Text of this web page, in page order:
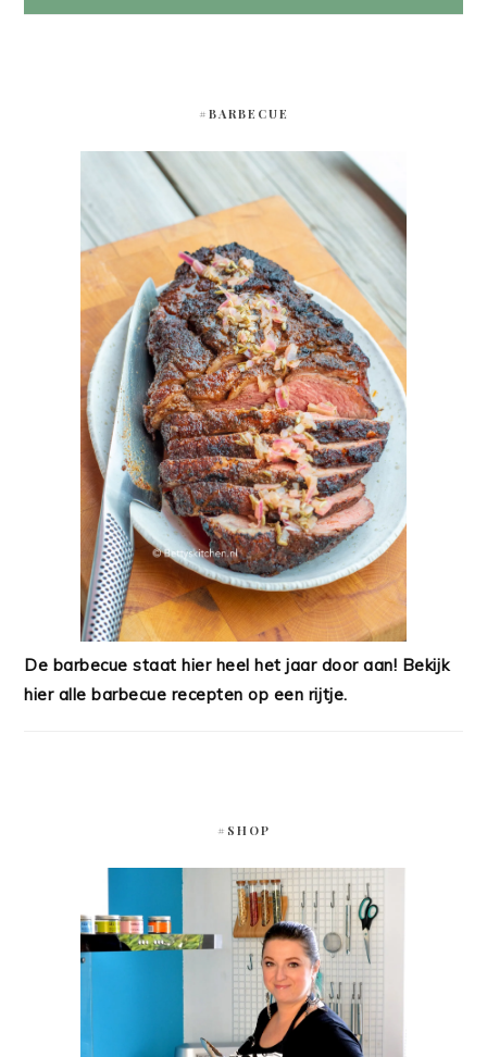
#BARBECUE
De barbecue staat hier heel het jaar door aan! Bekijk
hier alle barbecue recepten op een rijtje.
#SHOP